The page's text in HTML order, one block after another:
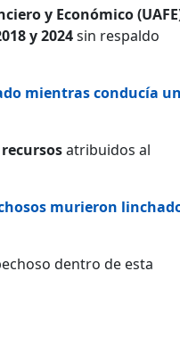
y Económico
y 2024sin respaldo
mientras conducía
atribuidos al
murieron
dentro de esta